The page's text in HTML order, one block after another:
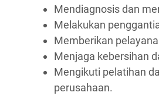
Mendiagnosis dan
Melakukan
Memberikan
Menjaga kebersihan
Mengikuti pelatihan
perusahaan.